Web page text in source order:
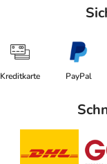
Kreditkarte PayPal